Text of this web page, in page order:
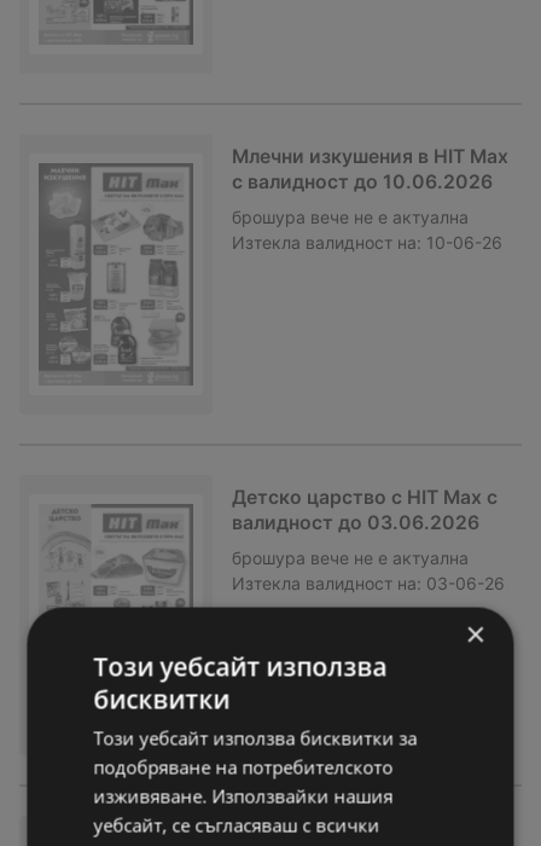
Млечни изкушения в HIT Max
с валидност до 10.06.2026
брошура вече не е актуална
Изтекла валидност на: 10-06-26
Детско царство с HIT Max с
валидност до 03.06.2026
брошура вече не е актуална
Изтекла валидност на: 03-06-26
Месни изкушения за вкусна
×
Този уебсайт използва
бисквитки
Този уебсайт използва бисквитки за
подобряване на потребителското
изживяване. Използвайки нашия
уебсайт, се съгласяваш с всички